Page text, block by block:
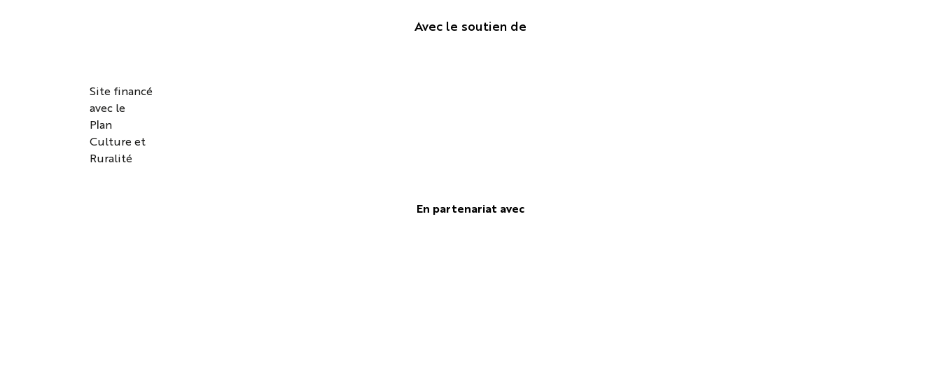
Avec le soutien de
Site financé
avec le
Plan
Culture et
Ruralité
En partenariat avec